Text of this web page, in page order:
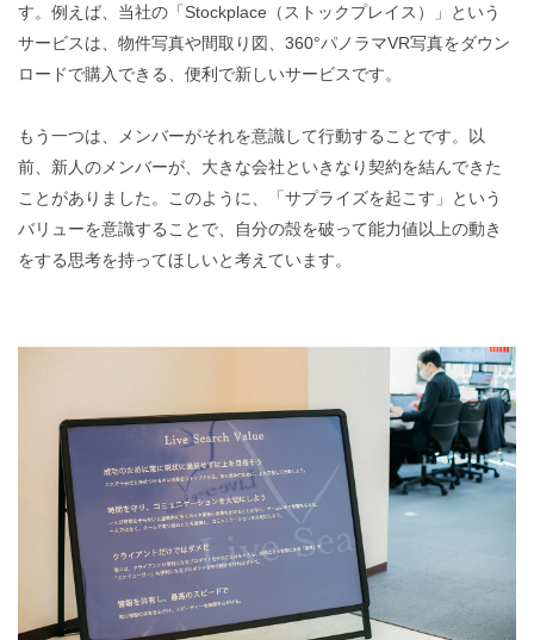
す。例えば、当社の「Stockplace（ストックプレイス）」という
サービスは、物件写真や間取り図、360°パノラマVR写真をダウン
ロードで購入できる、便利で新しいサービスです。
もう一つは、メンバーがそれを意識して行動することです。以
前、新人のメンバーが、大きな会社といきなり契約を結んできた
ことがありました。このように、「サプライズを起こす」という
バリューを意識することで、自分の殻を破って能力値以上の動き
をする思考を持ってほしいと考えています。